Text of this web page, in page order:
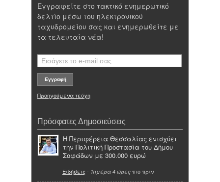
Εγγραφείτε στο τακτικό ενημερωτικό
δελτίο μέσω του ηλεκτρονικού
ταχυδρομείου σας και ενημερωθείτε με
τα τελευταία νέα!
Προηγούμενα τεύχη
Πρόσφατες Δημοσιεύσεις
Η Περιφέρεια Θεσσαλίας ενισχύει
την Πολιτική Προστασία του Δήμου
Σοφάδων με 300.000 ευρώ
Ειδήσεις - 1ημέρα 4 ώρες πιο πριν